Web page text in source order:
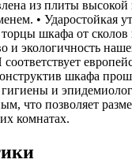
из плиты высокой
• Ударостойкая
шкафа от
и экологичность
шкафа
и
что позволяет
комнатах.